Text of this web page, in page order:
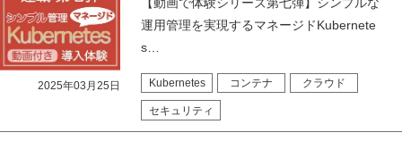
運用管理を実現するマネージドKubernete
s…
Kubernetes コンテナ クラウド
セキュリティ
2025年03月25日